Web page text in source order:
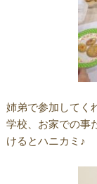
姉弟で参加してく
学校、お家での事
けるとハニカミ♪